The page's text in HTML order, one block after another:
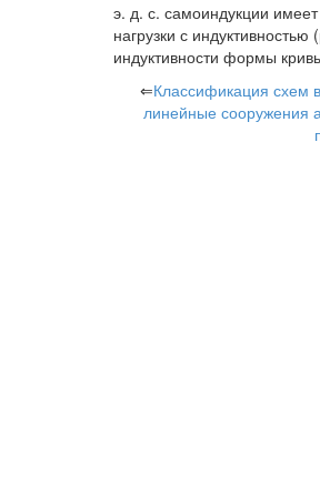
э. д. с. самоиндукции
нагрузки с
индуктивности формы
⇐Классификация схем
линейные сооружения